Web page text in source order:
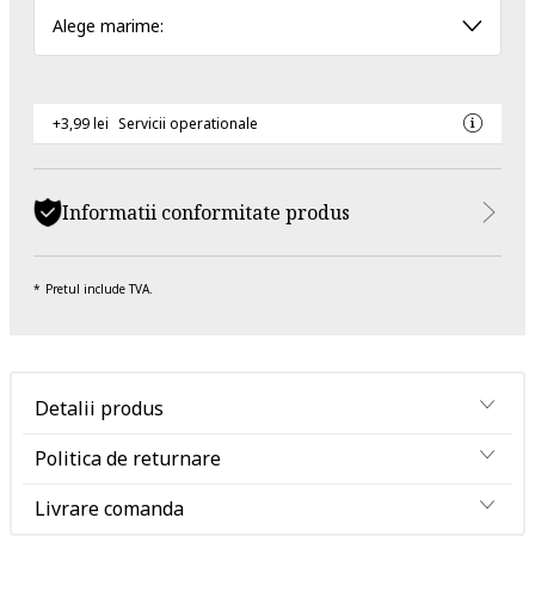
Alege marime:
+3,99 lei Servicii operationale
Informatii conformitate produs
Pretul include TVA.
Detalii produs
Politica de returnare
Livrare comanda